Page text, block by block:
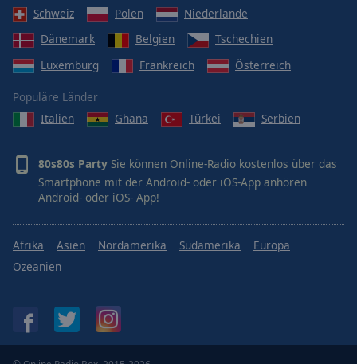
Schweiz
Polen
Niederlande
Dänemark
Belgien
Tschechien
Luxemburg
Frankreich Österreich
Populäre Länder
Italien
Ghana Türkei Serbien
80s80s Party Sie können Online-Radio kostenlos über das
Smartphone mit der Android- oder iOS-App anhören
Android- oder iOS- App!
Afrika Asien Nordamerika Südamerika
Europa
Ozeanien